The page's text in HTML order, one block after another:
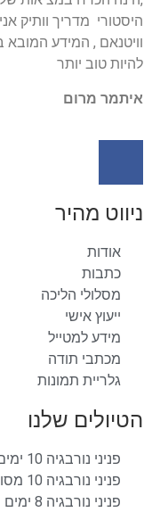
היסטורי מדריך וותיק
וויטנאם , המידע
להיות טוב יותר
איתמר מרום
ניווט מהיר
אודות
כתבות
מסלולי הליכה
ייעוץ אישי
מידע למטייל
מכתבי תודה
גלריית תמונות
הטיולים שלנו
פניני נורבגיה 10 ימים
פניני נורבגיה 10 מסורת
פניני נורבגיה 8 ימים